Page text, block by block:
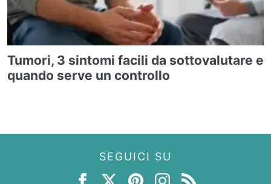
Tumori, 3 sintomi facili da sottovalutare e
quando serve un controllo
SEGUICI SU